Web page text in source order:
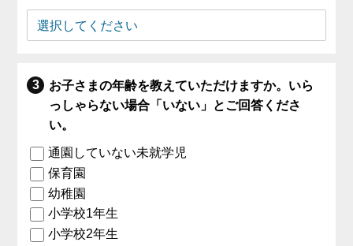
お子さまの年齢を教えていただけますか。いら
っしゃらない場合「いない」とご回答くださ
い。
通園していない未就学児
保育園
幼稚園
小学校1年生
小学校2年生